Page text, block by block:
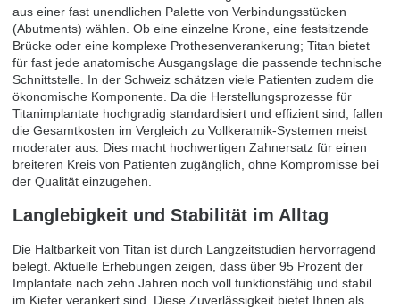
aus einer fast unendlichen Palette von Verbindungsstücken
(Abutments) wählen. Ob eine einzelne Krone, eine festsitzende
Brücke oder eine komplexe Prothesenverankerung; Titan bietet
für fast jede anatomische Ausgangslage die passende technische
Schnittstelle. In der Schweiz schätzen viele Patienten zudem die
ökonomische Komponente. Da die Herstellungsprozesse für
Titanimplantate hochgradig standardisiert und effizient sind, fallen
die Gesamtkosten im Vergleich zu Vollkeramik-Systemen meist
moderater aus. Dies macht hochwertigen Zahnersatz für einen
breiteren Kreis von Patienten zugänglich, ohne Kompromisse bei
der Qualität einzugehen.
Langlebigkeit und Stabilität im Alltag
Die Haltbarkeit von Titan ist durch Langzeitstudien hervorragend
belegt. Aktuelle Erhebungen zeigen, dass über 95 Prozent der
Implantate nach zehn Jahren noch voll funktionsfähig und stabil
im Kiefer verankert sind. Diese Zuverlässigkeit bietet Ihnen als